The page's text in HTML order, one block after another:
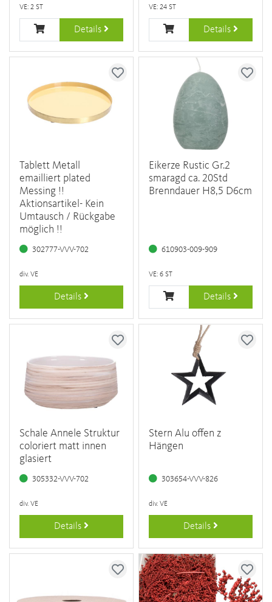
VE: 2 ST
Details
VE: 24 ST
Details
Tablett Metall
emailliert plated
Messing !!
Aktionsartikel- Kein
Umtausch / Rückgabe
möglich !!
302777-VVV-702
div. VE
Details
Eikerze Rustic Gr.2
smaragd ca. 20Std
Brenndauer H8,5 D6cm
610903-009-909
VE: 6 ST
Details
Schale Annele Struktur
coloriert matt innen
glasiert
305332-VVV-702
div. VE
Details
Stern Alu offen z
Hängen
303654-VVV-826
div. VE
Details